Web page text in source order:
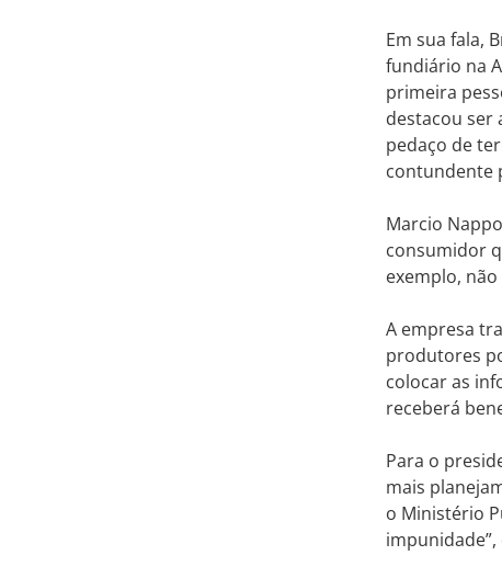
Em sua fala,
fundiário na
primeira
destacou ser
pedaço de
contundente
Marcio
consumidor
exemplo,
A empresa
produtores
colocar as
receberá
Para o
mais
o Ministério